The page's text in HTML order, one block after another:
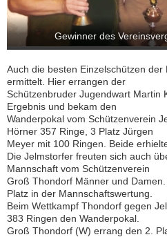
Gewinner des
Auch die besten Einzelschützen der
ermittelt. Hier errangen der
Schützenbruder Jugendwart Martin
Ergebnis und bekam den
Wanderpokal vom Schützenverein
Hörner 357 Ringe, 3 Platz Jürgen
Meyer mit 100 Ringen. Beide
Die Jelmstorfer freuten sich auch
Mannschaft vom Schützenverein
Groß Thondorf Männer und
Platz in der Mannschaftswertung.
Beim Wettkampf Thondorf gegen
383 Ringen den Wanderpokal.
Groß Thondorf (W) errang den 2.